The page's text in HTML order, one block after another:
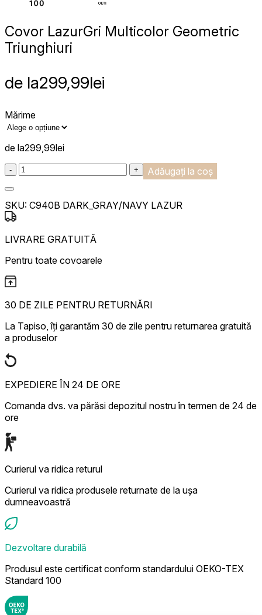
Covor LazurGri Multicolor Geometric
Triunghiuri
de la299,99lei
Mărime
de la299,99lei
:product_name quantity
- + Adăugați la coș
SKU: C940B DARK_GRAY/NAVY LAZUR
LIVRARE GRATUITĂ
Pentru toate covoarele
30 DE ZILE PENTRU RETURNĂRI
La Tapiso, îți garantăm 30 de zile pentru returnarea gratuită
a produselor
EXPEDIERE ÎN 24 DE ORE
Comanda dvs. va părăsi depozitul nostru în termen de 24 de
ore
Curierul va ridica returul
Curierul va ridica produsele returnate de la ușa
dumneavoastră
Dezvoltare durabilă
Produsul este certificat conform standardului OEKO-TEX
Standard 100